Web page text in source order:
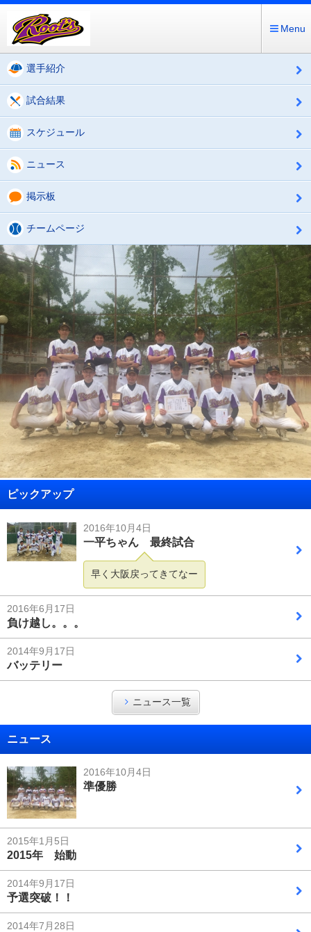
Menu
選手紹介
試合結果
スケジュール
ニュース
掲示板
チームページ
ピックアップ
2016年10月4日
一平ちゃん 最終試合
早く大阪戻ってきてなー
2016年6月17日
負け越し。。。
2014年9月17日
バッテリー
ニュース一覧
ニュース
2016年10月4日
準優勝
2015年1月5日
2015年 始動
2014年9月17日
予選突破！！
2014年7月28日